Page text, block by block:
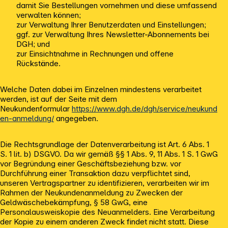
damit Sie Bestellungen vornehmen und diese umfassend
verwalten können;
zur Verwaltung Ihrer Benutzerdaten und Einstellungen;
ggf. zur Verwaltung Ihres Newsletter-Abonnements bei
DGH; und
zur Einsichtnahme in Rechnungen und offene
Rückstände.
Welche Daten dabei im Einzelnen mindestens verarbeitet
werden, ist auf der Seite mit dem
Neukundenformular https://www.dgh.de/dgh/service/neukund
en-anmeldung/ angegeben.
Die Rechtsgrundlage der Datenverarbeitung ist Art. 6 Abs. 1
S. 1 lit. b) DSGVO. Da wir gemäß §§ 1 Abs. 9, 11 Abs. 1 S. 1 GwG
vor Begründung einer Geschäftsbeziehung bzw. vor
Durchführung einer Transaktion dazu verpflichtet sind,
unseren Vertragspartner zu identifizieren, verarbeiten wir im
Rahmen der Neukundenanmeldung zu Zwecken der
Geldwäschebekämpfung, § 58 GwG, eine
Personalausweiskopie des Neuanmelders. Eine Verarbeitung
der Kopie zu einem anderen Zweck findet nicht statt. Diese